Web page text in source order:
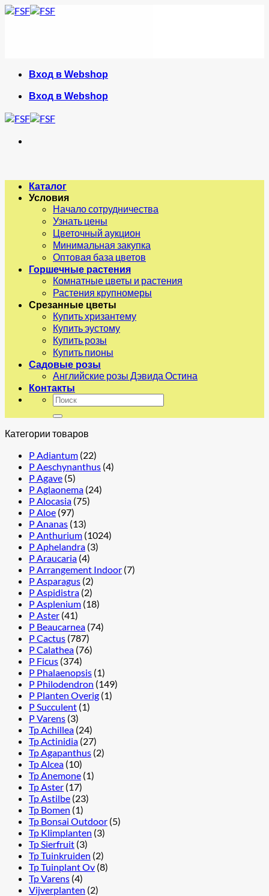
Skip
Вход в Webshop
Вход в Webshop
Каталог
Условия
Начало сотрудничества
Узнать цены
Цветочный аукцион
Минимальная закупка
Оптовая база цветов
Горшечные растения
Комнатные цветы и растения
Растения крупномеры
Срезанные цветы
Купить хризантему
Купить эустому
Купить розы
Купить пионы
Садовые розы
Английские розы Дэвида Остина
Контакты
Искать:
Категории товаров
P Adiantum (22)
P Aeschynanthus (4)
P Agave (5)
P Aglaonema (24)
P Alocasia (75)
P Aloe (97)
P Ananas (13)
P Anthurium (1024)
P Aphelandra (3)
P Araucaria (4)
P Arrangement Indoor (7)
P Asparagus (2)
P Aspidistra (2)
P Asplenium (18)
P Aster (41)
P Beaucarnea (74)
P Cactus (787)
P Calathea (76)
P Ficus (374)
P Phalaenopsis (1)
P Philodendron (149)
P Planten Overig (1)
P Succulent (1)
P Varens (3)
Tp Achillea (24)
Tp Actinidia (27)
Tp Agapanthus (2)
Tp Alcea (10)
Tp Anemone (1)
Tp Aster (17)
Tp Astilbe (23)
Tp Bomen (1)
Tp Bonsai Outdoor (5)
Tp Klimplanten (3)
Tp Sierfruit (3)
Tp Tuinkruiden (2)
Tp Tuinplant Ov (8)
Tp Varens (4)
Vijverplanten (2)